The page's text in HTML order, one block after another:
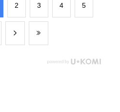
​2 ​3 ​4 ​5